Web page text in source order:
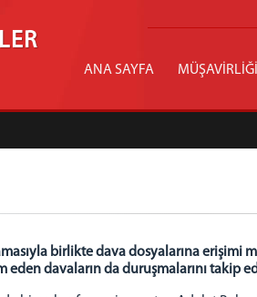
ANA SAYFA
birlikte dava dosyalarına
eden davaların da duruşmalarını takip